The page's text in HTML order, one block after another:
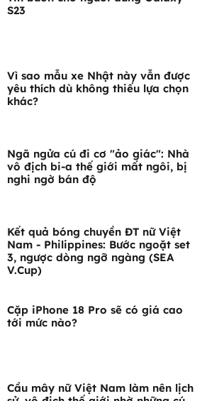
S23
Vì sao mẫu xe Nhật này vẫn được
yêu thích dù không thiếu lựa chọn
khác?
Ngã ngửa cú đi cơ "ảo giác": Nhà
vô địch bi-a thế giới mất ngôi, bị
nghi ngờ bán độ
Kết quả bóng chuyền ĐT nữ Việt
Nam - Philippines: Bước ngoặt set
3, ngược dòng ngỡ ngàng (SEA
V.Cup)
Cặp iPhone 18 Pro sẽ có giá cao
tới mức nào?
Cầu mây nữ Việt Nam làm nên lịch